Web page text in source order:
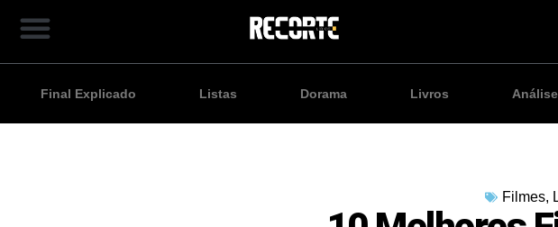
Final Explicado Listas Dorama Livros
Filmes,